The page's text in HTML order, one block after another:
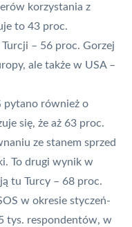
korzystania z
to 43 proc.
– 56 proc. Gorzej
ale także w USA –
pytano również o
się, że aż 63 proc.
ze stanem sprzed
To drugi wynik w
tu Turcy – 68 proc.
w okresie styczeń-
tys. respondentów, w